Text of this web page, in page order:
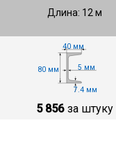
Длина: 12 м
40 мм
80 мм 5 мм
7.4 мм
5 856 за штуку